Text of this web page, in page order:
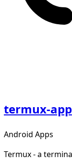
termux-app
Android Apps
Termux - a